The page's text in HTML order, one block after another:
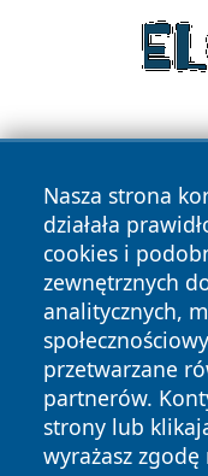
Nasza strona
działała
cookies i
zewnętrznych
analitycznych,
przetwarzane
partnerów.
strony lub
wyrażasz
Copyright © 2026
zastrzeżone.
News Autorzy